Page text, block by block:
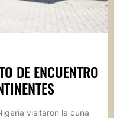
DE ENCUENTRO
visitaron la cuna